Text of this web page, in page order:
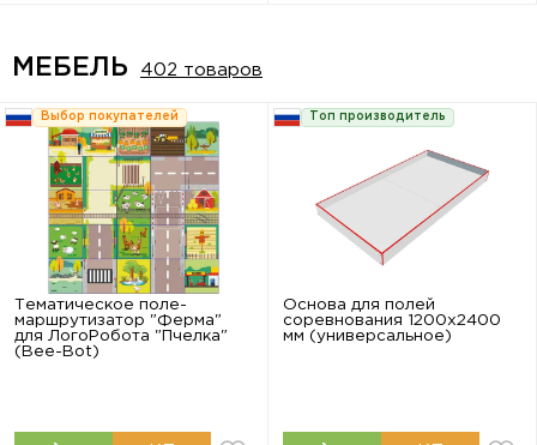
МЕБЕЛЬ 402 товаров
Выбор покупателей
Тематическое поле-
маршрутизатор "Ферма"
для ЛогоРобота "Пчелка"
(Bee-Bot)
Топ производитель
Основа для полей
соревнования 1200х2400
мм (универсальное)